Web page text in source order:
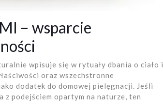
– wsparcie
wpisuje się w rytuały dbania o ciało i
oraz wszechstronne
dodatek do domowej pielęgnacji. Jeśli
z podejściem opartym na naturze, ten